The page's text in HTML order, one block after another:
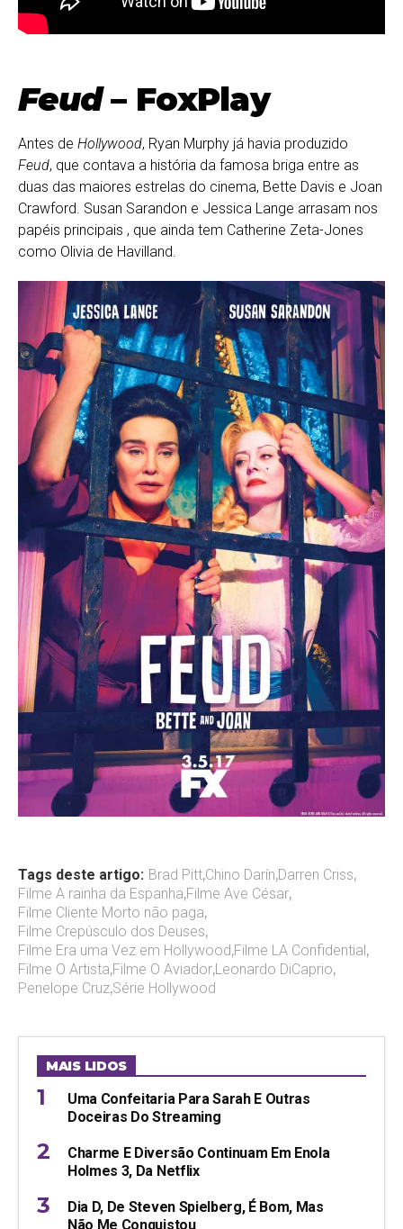
Feud– FoxPlay
Antes de Hollywood, Ryan Murphy já havia produzido
Feud, que contava a história da famosa briga entre as
duas das maiores estrelas do cinema, Bette Davis e Joan
Crawford. Susan Sarandon e Jessica Lange arrasam nos
papéis principais , que ainda tem Catherine Zeta-Jones
como Olivia de Havilland.
Tags deste artigo: Brad Pitt,Chino Darín,Darren Criss,
Filme A rainha da Espanha,Filme Ave César,
Filme Cliente Morto não paga,
Filme Crepúsculo dos Deuses,
Filme Era uma Vez em Hollywood,Filme LA Confidential ,
Filme O Artista,Filme O Aviador,Leonardo DiCaprio,
Penelope Cruz,Série Hollywood
MAIS LIDOS
Uma Confeitaria Para Sarah E Outras
Doceiras Do Streaming
Charme E Diversão Continuam Em Enola
Holmes 3, Da Netflix
Dia D, De Steven Spielberg, É Bom, Mas
Não Me Conquistou